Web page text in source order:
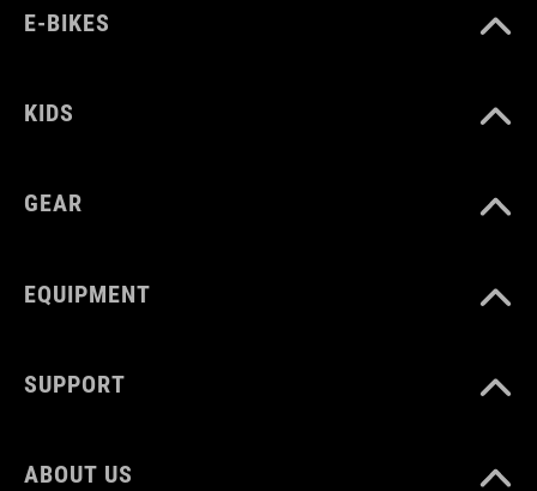
46% recycled polyester, 46% polyester, 8% elastane
MISURA
M/L
E-BIKES
KIDS
GEAR
EQUIPMENT
SUPPORT
ABOUT US